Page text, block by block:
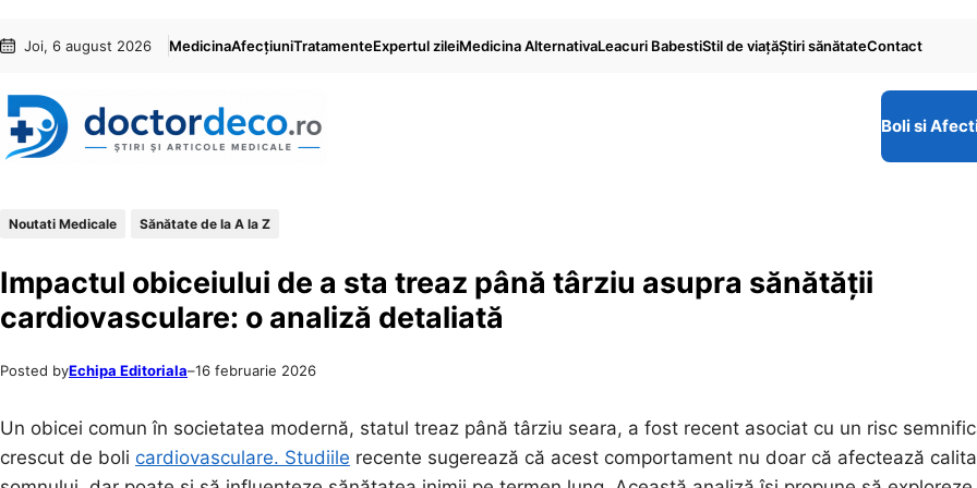
conținut
content
Joi, 6 august 2026 MedicinaAfecțiuniTratamenteExpertul zileiMedicina AlternativaLeacuri BabestiStil de viaţăŞtiri sănătateContact
Boli si
Noutati Medicale Sănătate de la A la Z
Impactul obiceiului de a sta treaz până târziu asupra sănătății
cardiovasculare: o analiză detaliată
Posted byEchipa Editoriala–16 februarie 2026
Un obicei comun în societatea modernă, statul treaz până târziu seara, a fost recent asociat cu un risc
crescut de boli cardiovasculare. Studiile recente sugerează că acest comportament nu doar că afectează